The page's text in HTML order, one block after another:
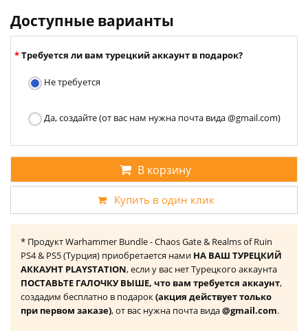
Доступные варианты
Требуется ли вам турецкий аккаунт в подарок?
Не требуется
Да, создайте (от вас нам нужна почта вида @gmail.com)
В корзину
Купить в один клик
* Продукт Warhammer Bundle - Chaos Gate & Realms of Ruin
PS4 & PS5 (Турция) приобретается нами НА ВАШ ТУРЕЦКИЙ
АККАУНТ PLAYSTATION, если у вас нет Турецкого аккаунта
ПОСТАВЬТЕ ГАЛОЧКУ ВЫШЕ, что вам требуется аккаунт,
создадим бесплатно в подарок(акция действует только
при первом заказе), от вас нужна почта вида@gmail.com.